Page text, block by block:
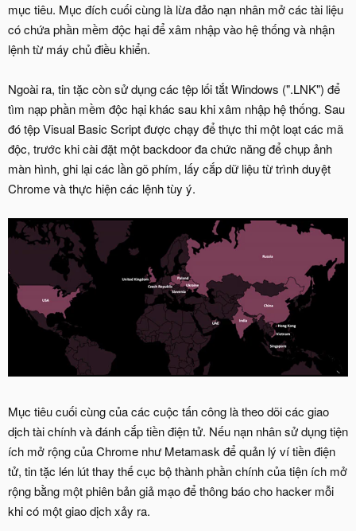
mục tiêu. Mục đích cuối cùng là lừa đảo nạn nhân mở các tài liệu
có chứa phần mềm độc hại để xâm nhập vào hệ thống và nhận
lệnh từ máy chủ điều khiển.
Ngoài ra, tin tặc còn sử dụng các tệp lối tắt Windows (".LNK") để
tìm nạp phần mềm độc hại khác sau khi xâm nhập hệ thống. Sau
đó tệp Visual Basic Script được chạy để thực thi một loạt các mã
độc, trước khi cài đặt một backdoor đa chức năng để chụp ảnh
màn hình, ghi lại các lần gõ phím, lấy cắp dữ liệu từ trình duyệt
Chrome và thực hiện các lệnh tùy ý.
Mục tiêu cuối cùng của các cuộc tấn công là theo dõi các giao
dịch tài chính và đánh cắp tiền điện tử. Nếu nạn nhân sử dụng tiện
ích mở rộng của Chrome như Metamask để quản lý ví tiền điện
tử, tin tặc lén lút thay thế cục bộ thành phần chính của tiện ích mở
rộng bằng một phiên bản giả mạo để thông báo cho hacker mỗi
khi có một giao dịch xảy ra.